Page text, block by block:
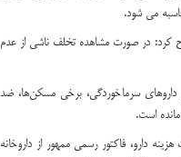
می شود.
کرد: در صورت مشاهده تخلف ناشی از عدم
۱۱۹ قلم از داروهای بدون نسخه مثل داروهای سرماخوردگی، برخی مسکن‌ها، ضد
است.
دارو، فاکتور رسمی ممهور از داروخانه